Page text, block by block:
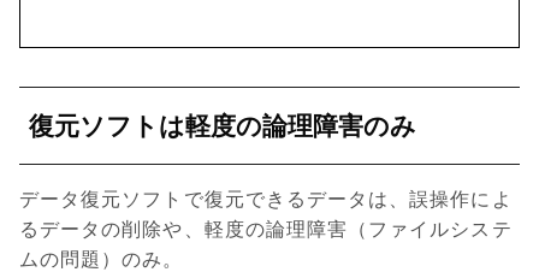
復元ソフトは軽度の論理障害のみ
データ復元ソフトで復元できるデータは、誤操作によ
るデータの削除や、軽度の論理障害（ファイルシステ
ムの問題）のみ。